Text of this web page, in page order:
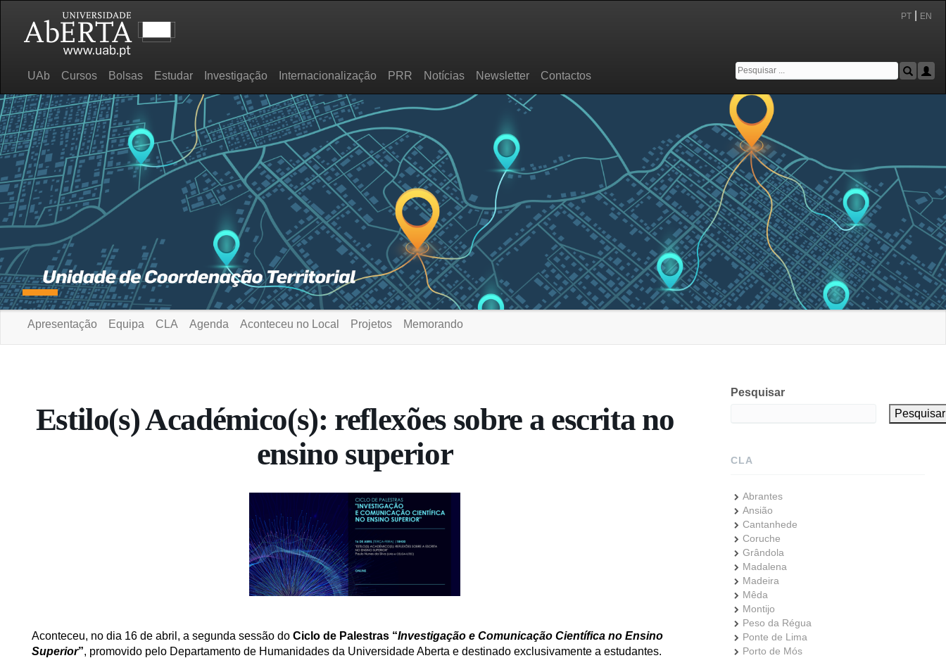
PT| EN
UAb Cursos Bolsas Estudar Investigação Internacionalização PRR Notícias Newsletter Contactos
Apresentação Equipa CLA Agenda Aconteceu no Local Projetos Memorando
Estilo(s) Académico(s): reflexões sobre a escrita no
ensino superior
Aconteceu, no dia 16 de abril, a segunda sessão do Ciclo de Palestras “Investigação e Comunicação Científica no Ensino
Superior”, promovido pelo Departamento de Humanidades da Universidade Aberta e destinado exclusivamente a estudantes.
Pesquisar
Pesquisar
CLA
Abrantes
Ansião
Cantanhede
Coruche
Grândola
Madalena
Madeira
Mêda
Montijo
Peso da Régua
Ponte de Lima
Porto de Mós